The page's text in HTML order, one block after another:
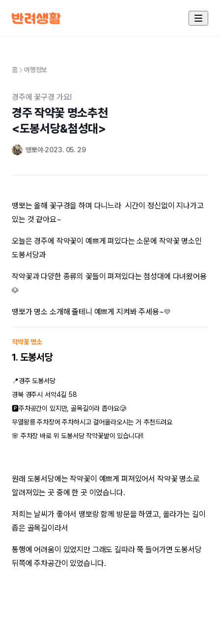
홈 여행정보
경주에 꽃구경 가요!
경주 작약꽃 명소추천
<도봉서당&첨성대>
땡뽀야 2023. 05. 29
땡뽀는 올해 꽃구경을 하며 다니느라 시간이 정신없이 지나가고
있는 것 같아요~
오늘은 경주에 작약꽃이 예쁘게 펴있다는 소문에 작약꽃 명소인
도봉서당과
작약꽃과 다양한 종류의 꽃들이 펴져있다는 첨성대에 다녀왔어용
🐶
땡뽀가 명소 소개해 줄테니 예쁘게 지켜봐 주세용~💛
작약꽃 명소
1. 도봉서당
📍경주 도봉서당
경북 경주시 서악4길 58
🅿️주차공간이 있지만, 골목길이라 좁아요🥲
무열왕릉 주차장에 주차하시고 걸어올라오시는 거 추천드려요
🌸 주차장 바로 위 도봉서당 작약꽃밭이 있습니다!!
원래 도봉서당에는 작약꽃이 예쁘게 펴져있어서 작약꽃 명소로
알려져있는 곳 중에 한 곳 이었습니다.
저희는 날씨가 좋아서 땡뽀랑 함께 방문을 하였고, 올라가는 길이
좁은 골목길이라서
통행에 어려움이 있었지만 그래도 길따라 쭉 들어가면 도봉서당
뒤쪽에 주차공간이 있었습니다.